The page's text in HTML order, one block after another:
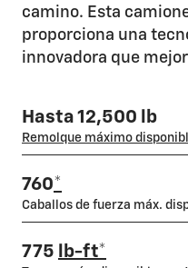
camino. Esta
proporciona una
innovadora que
Hasta 12,500 lb
Remolque máximo
760*
Caballos de fuerza máx.
775 lb-ft*